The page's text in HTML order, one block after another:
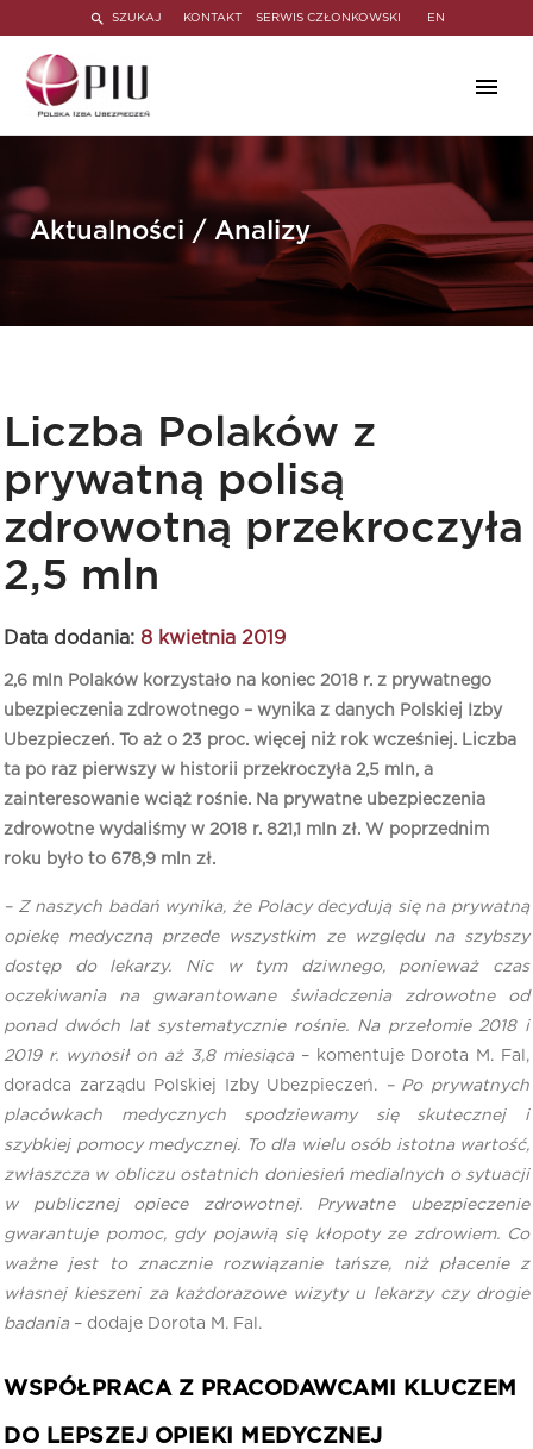
SZUKAJ KONTAKT SERWIS CZŁONKOWSKI EN
Aktualności / Analizy
Liczba Polaków z
prywatną polisą
zdrowotną przekroczyła
2,5 mln
Data dodania: 8 kwietnia 2019
2,6 mln Polaków korzystało na koniec 2018 r. z prywatnego
ubezpieczenia zdrowotnego – wynika z danych Polskiej Izby
Ubezpieczeń. To aż o 23 proc. więcej niż rok wcześniej. Liczba
ta po raz pierwszy w historii przekroczyła 2,5 mln, a
zainteresowanie wciąż rośnie. Na prywatne ubezpieczenia
zdrowotne wydaliśmy w 2018 r. 821,1 mln zł. W poprzednim
roku było to 678,9 mln zł.
– Z naszych badań wynika, że Polacy decydują się na prywatną
opiekę medyczną przede wszystkim ze względu na szybszy
dostęp do lekarzy. Nic w tym dziwnego, ponieważ czas
oczekiwania na gwarantowane świadczenia zdrowotne od
ponad dwóch lat systematycznie rośnie. Na przełomie 2018 i
2019 r. wynosił on aż 3,8 miesiąca– komentuje Dorota M. Fal,
doradca zarządu Polskiej Izby Ubezpieczeń.
– Po prywatnych
placówkach medycznych spodziewamy się skutecznej i
szybkiej pomocy medycznej. To dla wielu osób istotna wartość,
zwłaszcza w obliczu ostatnich doniesień medialnych o sytuacji
w publicznej opiece zdrowotnej. Prywatne ubezpieczenie
gwarantuje pomoc, gdy pojawią się kłopoty ze zdrowiem. Co
ważne jest to znacznie rozwiązanie tańsze, niż płacenie z
własnej kieszeni za każdorazowe wizyty u lekarzy czy drogie
badania– dodaje Dorota M. Fal.
WSPÓŁPRACA Z PRACODAWCAMI KLUCZEM
DO LEPSZEJ OPIEKI MEDYCZNEJ